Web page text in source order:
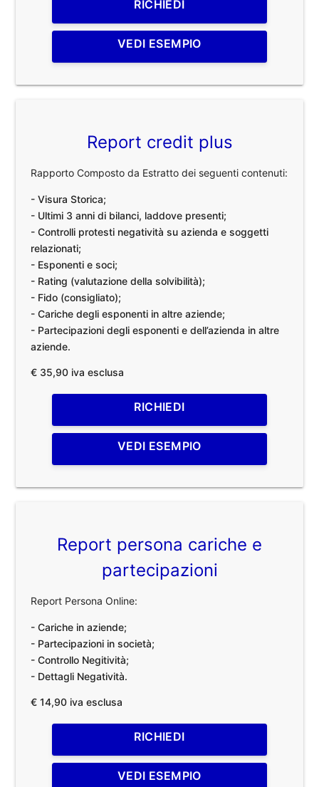
RICHIEDI
VEDI ESEMPIO
Report credit plus
Rapporto Composto da Estratto dei seguenti contenuti:
- Visura Storica;
- Ultimi 3 anni di bilanci, laddove presenti;
- Controlli protesti negatività su azienda e soggetti
relazionati;
- Esponenti e soci;
- Rating (valutazione della solvibilità);
- Fido (consigliato);
- Cariche degli esponenti in altre aziende;
- Partecipazioni degli esponenti e dell’azienda in altre
aziende.
€ 35,90 iva esclusa
RICHIEDI
VEDI ESEMPIO
Report persona cariche e
partecipazioni
Report Persona Online:
- Cariche in aziende;
- Partecipazioni in società;
- Controllo Negitività;
- Dettagli Negatività.
€ 14,90 iva esclusa
RICHIEDI
VEDI ESEMPIO